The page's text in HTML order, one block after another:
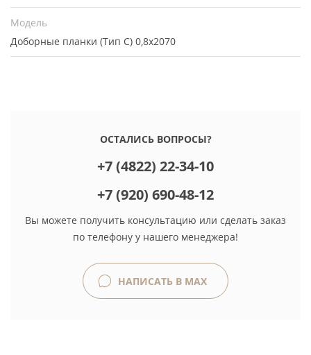
Модель
Доборные планки (Тип С) 0,8х2070
ОСТАЛИСЬ ВОПРОСЫ?
+7 (4822) 22-34-10
+7 (920) 690-48-12
Вы можете получить консультацию или сделать заказ
по телефону у нашего менеджера!
НАПИСАТЬ В MAX